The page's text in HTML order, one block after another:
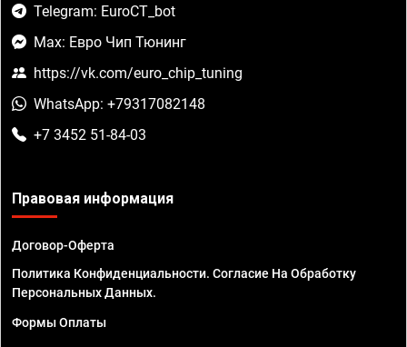
Telegram: EuroCT_bot
Max: Евро Чип Тюнинг
https://vk.com/euro_chip_tuning
WhatsApp: +79317082148
+7 3452 51-84-03
Правовая информация
Договор-Оферта
Политика Конфиденциальности. Согласие На Обработку
Персональных Данных.
Формы Оплаты